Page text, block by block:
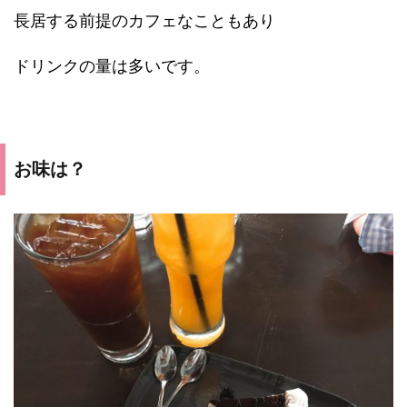
長居する前提のカフェなこともあり
ドリンクの量は多いです。
お味は？